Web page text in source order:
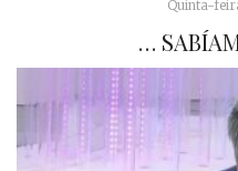
Quinta-
…